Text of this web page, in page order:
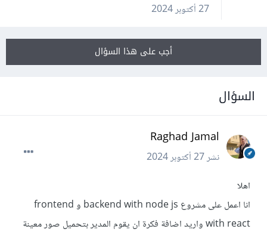
27 أكتوبر 2024
أجب على هذا السؤال
السؤال
Raghad Jamal
نشر27 أكتوبر 2024
اهلا
انا اعمل على مشروع backend with node js و frontend
with react واريد اضافة فكرة ان يقوم المدير بتحميل صور معينة